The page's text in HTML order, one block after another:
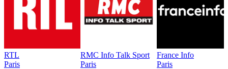
RTL
Paris
RMC Info Talk Sport
Paris
France Info
Paris